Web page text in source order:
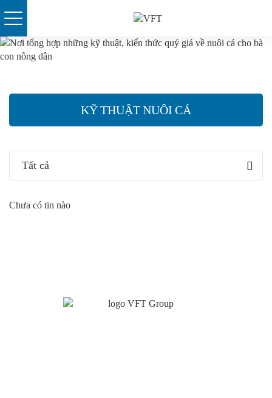
Skip
to
KỸ THUẬT NUÔI CÁ
Tất cả
Chưa có tin nào